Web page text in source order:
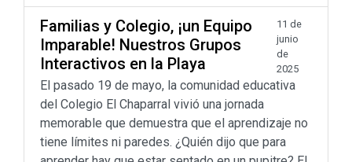
Familias y Colegio, ¡un Equipo
Imparable! Nuestros Grupos
Interactivos en la Playa
11 de
junio
de
2025
El pasado 19 de mayo, la comunidad educativa
del Colegio El Chaparral vivió una jornada
memorable que demuestra que el aprendizaje no
tiene límites ni paredes. ¿Quién dijo que para